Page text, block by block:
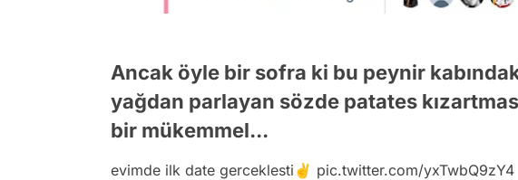
Ancak öyle bir sofra ki bu peynir
yağdan parlayan sözde patates
bir mükemmel...
evimde ilk date gerceklesti✌️ pic.twitter.com/yxTwbQ9zY4